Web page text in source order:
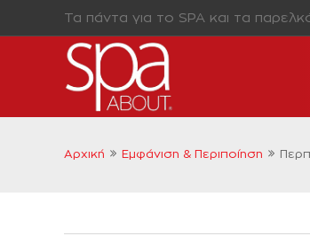
Τα πάντα για το SPA και τα
Αρχική Εμφάνιση & Περιποίηση